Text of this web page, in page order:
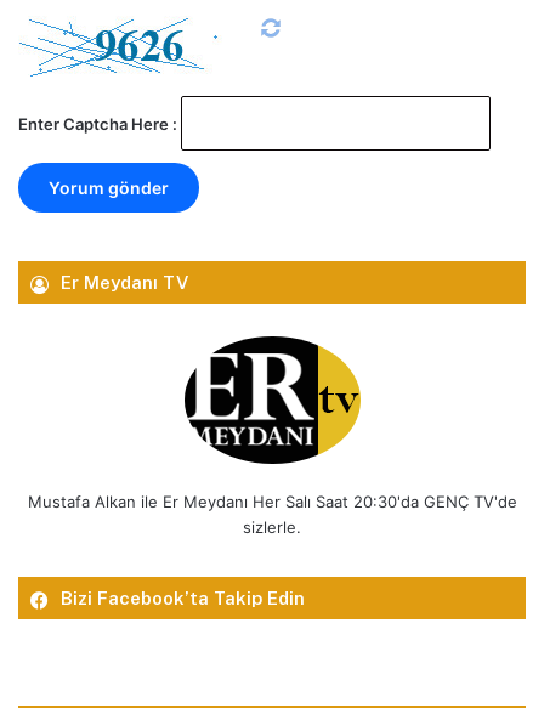
Enter Captcha Here :
Er Meydanı TV
Mustafa Alkan ile Er Meydanı Her Salı Saat 20:30'da GENÇ TV'de
sizlerle.
Bizi Facebook’ta Takip Edin